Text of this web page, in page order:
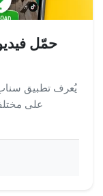
حمّل
يُعرف تطبيق
على